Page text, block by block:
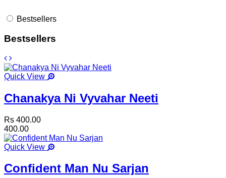
Bestsellers
Bestsellers
Quick View
Chanakya Ni Vyvahar Neeti
Rs 400.00
400.00
Quick View
Confident Man Nu Sarjan